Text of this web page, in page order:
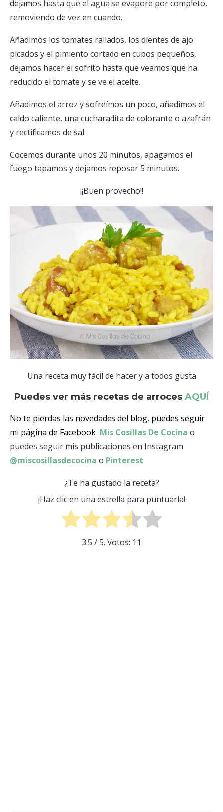
dejamos hasta que el agua se evapore por completo,
removiendo de vez en cuando.
Añadimos los tomates rallados, los dientes de ajo
picados y el pimiento cortado en cubos pequeños,
dejamos hacer el sofrito hasta que veamos que ha
reducido el tomate y se ve el aceite.
Añadimos el arroz y sofreímos un poco, añadimos el
caldo caliente, una cucharadita de colorante o azafrán
y rectificamos de sal.
Cocemos durante unos 20 minutos, apagamos el
fuego tapamos y dejamos reposar 5 minutos.
¡¡Buen provecho!!
Una receta muy fácil de hacer y a todos gusta
Puedes ver más recetas de arroces AQUÍ
No te pierdas las novedades del blog, puedes seguir
mi página de Facebook Mis Cosillas De Cocina o
puedes seguir mis publicaciones en Instagram
@miscosillasdecocina o Pinterest
¿Te ha gustado la receta?
¡Haz clic en una estrella para puntuarla!
3.5 / 5. Votos: 11